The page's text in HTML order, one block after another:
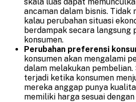
ancaman dalam bisnis. Tidak
kalau perubahan situasi
berdampak secara langsung
konsumen.
Perubahan preferensi
konsumen akan mengalami
dalam melakukan
terjadi ketika konsumen
mereka anggap punya
memiliki harga sesuai